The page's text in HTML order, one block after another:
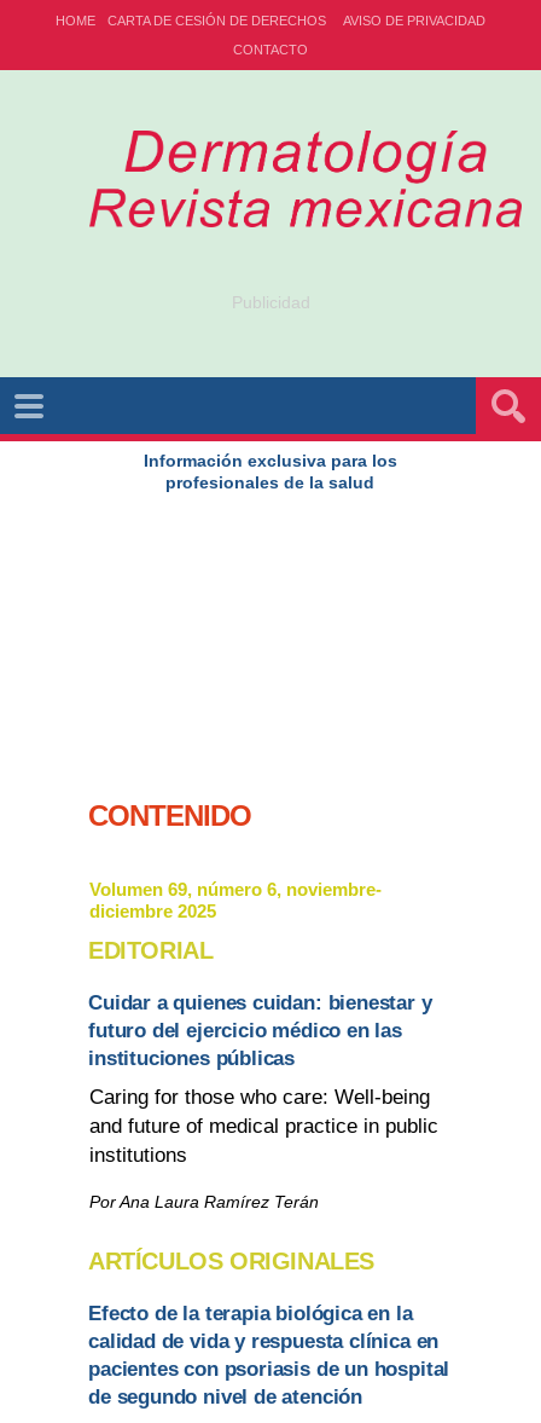
HOME CARTA DE CESIÓN DE DERECHOS
AVISO DE PRIVACIDAD
CONTACTO
Publicidad
Información exclusiva para los
profesionales de la salud
CONTENIDO
Volumen 69, número 6, noviembre-
diciembre 2025
EDITORIAL
Cuidar a quienes cuidan: bienestar y
futuro del ejercicio médico en las
instituciones públicas
Caring for those who care: Well-being
and future of medical practice in public
institutions
Por Ana Laura Ramírez Terán
ARTÍCULOS ORIGINALES
Efecto de la terapia biológica en la
calidad de vida y respuesta clínica en
pacientes con psoriasis de un hospital
de segundo nivel de atención